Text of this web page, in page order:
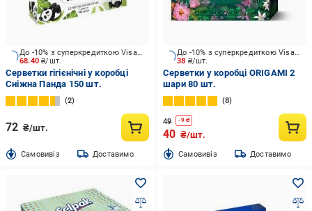
68.40₴/шт.
До -10% з суперкредиткою Visa Вигода
Серветки гігієнічні у коробці
Сніжна Панда 150 шт.
2
72 ₴/шт.
Cамовивіз Доставимо
38 ₴/шт.
До -10% з суперкредиткою Visa Вигода
Серветки у коробці ORIGAMI 2
шари 80 шт.
8
49 -9₴
40 ₴/шт.
Cамовивіз Доставимо